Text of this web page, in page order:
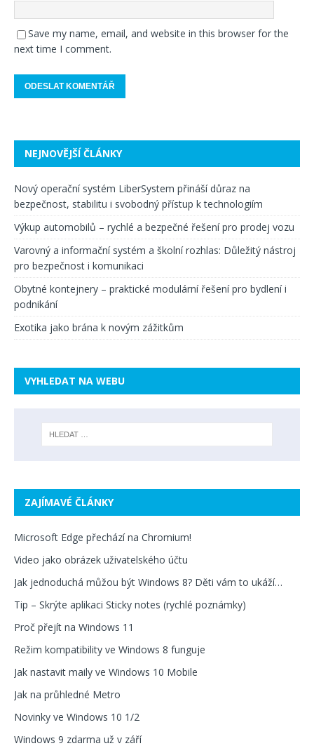
Save my name, email, and website in this browser for the
next time I comment.
NEJNOVĚJŠÍ ČLÁNKY
Nový operační systém LiberSystem přináší důraz na
bezpečnost, stabilitu i svobodný přístup k technologiím
Výkup automobilů – rychlé a bezpečné řešení pro prodej vozu
Varovný a informační systém a školní rozhlas: Důležitý nástroj
pro bezpečnost i komunikaci
Obytné kontejnery – praktické modulární řešení pro bydlení i
podnikání
Exotika jako brána k novým zážitkům
VYHLEDAT NA WEBU
ZAJÍMAVÉ ČLÁNKY
Microsoft Edge přechází na Chromium!
Video jako obrázek uživatelského účtu
Jak jednoduchá můžou být Windows 8? Děti vám to ukáží…
Tip – Skrýte aplikaci Sticky notes (rychlé poznámky)
Proč přejít na Windows 11
Režim kompatibility ve Windows 8 funguje
Jak nastavit maily ve Windows 10 Mobile
Jak na průhledné Metro
Novinky ve Windows 10 1/2
Windows 9 zdarma už v září